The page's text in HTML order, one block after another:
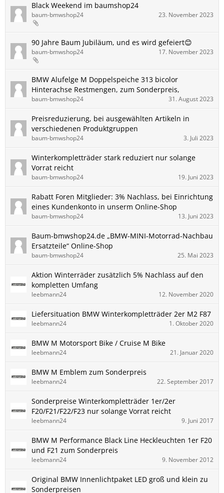
Black Weekend im baumshop24
baum-bmwshop24 23. November 2023
90 Jahre Baum Jubiläum, und es wird gefeiert😊
baum-bmwshop24 17. November 2023
BMW Alufelge M Doppelspeiche 313 bicolor
Hinterachse Restmengen, zum Sonderpreis,
baum-bmwshop24 31. August 2023
Preisreduzierung, bei ausgewählten Artikeln in
verschiedenen Produktgruppen
baum-bmwshop24 3. Juli 2023
Winterkompletträder stark reduziert nur solange
Vorrat reicht
baum-bmwshop24 19. Juni 2023
Rabatt Foren Mitglieder: 3% Nachlass, bei Einrichtung
eines Kundenkonto in unserm Online-Shop
baum-bmwshop24 13. Juni 2023
Baum-bmwshop24.de „BMW-MINI-Motorrad-Nachbau
Ersatzteile“ Online-Shop
baum-bmwshop24 25. Mai 2023
Aktion Winterräder zusätzlich 5% Nachlass auf den
kompletten Umfang
leebmann24 12. November 2020
Liefersituation BMW Winterkompletträder 2er M2 F87
leebmann24 1. Oktober 2020
BMW M Motorsport Bike / Cruise M Bike
leebmann24 21. Januar 2020
BMW M Emblem zum Sonderpreis
leebmann24 22. September 2017
Sonderpreise Winterkompletträder 1er/2er
F20/F21/F22/F23 nur solange Vorrat reicht
leebmann24 9. Juni 2017
BMW M Performance Black Line Heckleuchten 1er F20
und F21 zum Sonderpreis
leebmann24 9. November 2012
Original BMW Innenlichtpaket LED groß und klein zu
Sonderpreisen